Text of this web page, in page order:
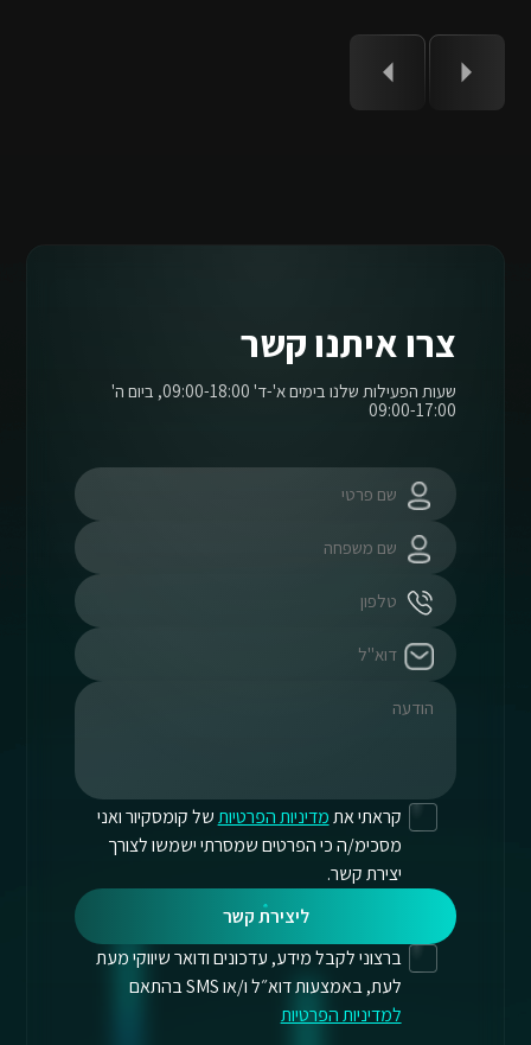
צרו איתנו קשר
שעות הפעילות שלנו בימים א'-ד' 09:00-18:00, ביום ה'
09:00-17:00
קראתי אתמדיניות הפרטיותשל קומסקיור ואני
מסכימ/ה כי הפרטים שמסרתי ישמשו לצורך
יצירת קשר.
ליצירת קשר
ברצוני לקבל מידע, עדכונים ודואר שיווקי מעת
לעת, באמצעות דוא״ל ו/או SMS בהתאם
למדיניות הפרטיות